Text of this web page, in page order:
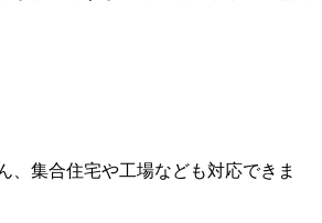
、集合住宅や工場なども対応できま